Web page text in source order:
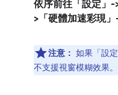
依序前往「設定」
>「硬體加速彩現
注意： 如果「設
不支援視窗模糊效果。